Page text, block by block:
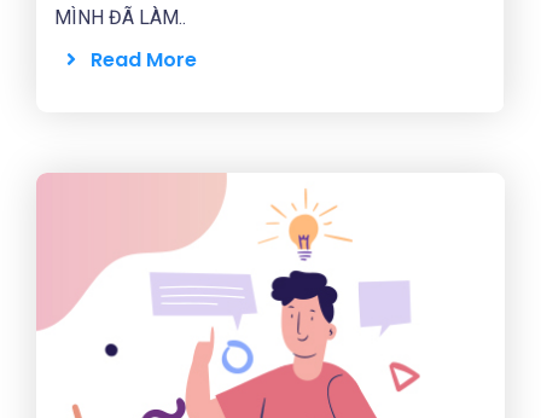
MÌNH ĐÃ LÀM..
Read More